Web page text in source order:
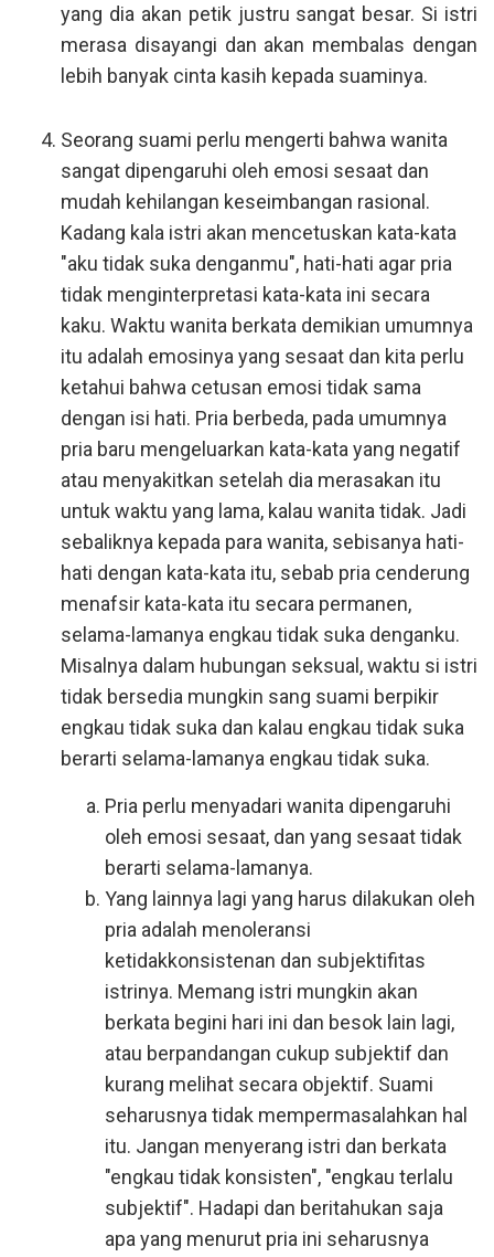
yang dia akan petik justru sangat besar. Si istri
merasa disayangi dan akan membalas dengan
lebih banyak cinta kasih kepada suaminya.
Seorang suami perlu mengerti bahwa wanita
sangat dipengaruhi oleh emosi sesaat dan
mudah kehilangan keseimbangan rasional.
Kadang kala istri akan mencetuskan kata-kata
"aku tidak suka denganmu", hati-hati agar pria
tidak menginterpretasi kata-kata ini secara
kaku. Waktu wanita berkata demikian umumnya
itu adalah emosinya yang sesaat dan kita perlu
ketahui bahwa cetusan emosi tidak sama
dengan isi hati. Pria berbeda, pada umumnya
pria baru mengeluarkan kata-kata yang negatif
atau menyakitkan setelah dia merasakan itu
untuk waktu yang lama, kalau wanita tidak. Jadi
sebaliknya kepada para wanita, sebisanya hati-
hati dengan kata-kata itu, sebab pria cenderung
menafsir kata-kata itu secara permanen,
selama-lamanya engkau tidak suka denganku.
Misalnya dalam hubungan seksual, waktu si istri
tidak bersedia mungkin sang suami berpikir
engkau tidak suka dan kalau engkau tidak suka
berarti selama-lamanya engkau tidak suka.
Pria perlu menyadari wanita dipengaruhi
oleh emosi sesaat, dan yang sesaat tidak
berarti selama-lamanya.
Yang lainnya lagi yang harus dilakukan oleh
pria adalah menoleransi
ketidakkonsistenan dan subjektifitas
istrinya. Memang istri mungkin akan
berkata begini hari ini dan besok lain lagi,
atau berpandangan cukup subjektif dan
kurang melihat secara objektif. Suami
seharusnya tidak mempermasalahkan hal
itu. Jangan menyerang istri dan berkata
"engkau tidak konsisten", "engkau terlalu
subjektif". Hadapi dan beritahukan saja
apa yang menurut pria ini seharusnya